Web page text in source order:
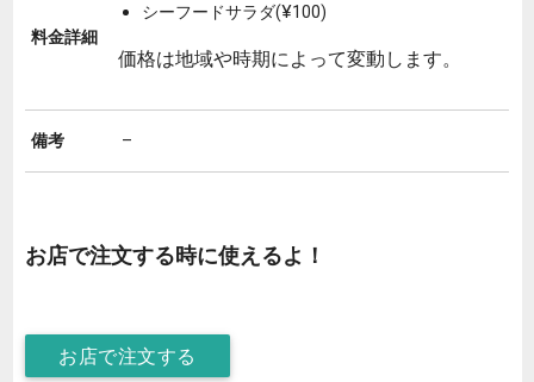
料金詳細
シーフードサラダ(¥100)
価格は地域や時期によって変動します。
備考 –
お店で注文する時に使えるよ！
お店で注文する